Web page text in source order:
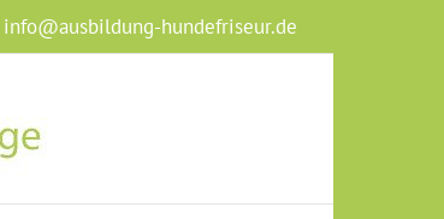
info@ausbildung-hundefriseur.de